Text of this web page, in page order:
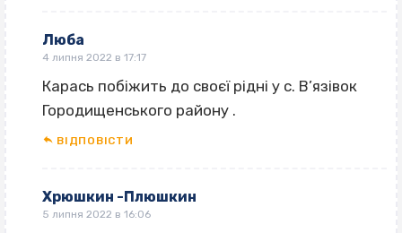
Люба
4 липня 2022 в 17:17
Карась побіжить до своєї рідні у с. В’язівок
Городищенського району .
ВІДПОВІCТИ
Хрюшкин -Плюшкин
5 липня 2022 в 16:06